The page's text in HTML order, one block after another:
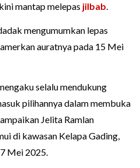
mantap melepas jilbab.
mengumumkan lepas
auratnya pada 15 Mei
selalu mendukung
pilihannya dalam membuka
Jelita Ramlan
di kawasan Kelapa Gading,
Mei 2025.